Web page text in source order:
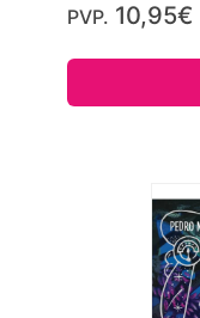
PVP. 10,95€